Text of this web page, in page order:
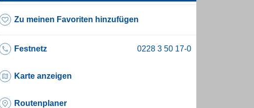
Zu meinen Favoriten hinzufügen
Festnetz
Karte anzeigen
Routenplaner